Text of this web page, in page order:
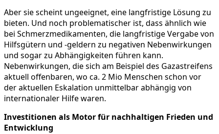
Aber sie scheint ungeeignet, eine langfristige Lösung zu
bieten. Und noch problematischer ist, dass ähnlich wie
bei Schmerzmedikamenten, die langfristige Vergabe von
Hilfsgütern und -geldern zu negativen Nebenwirkungen
und sogar zu Abhängigkeiten führen kann.
Nebenwirkungen, die sich am Beispiel des Gazastreifens
aktuell offenbaren, wo ca. 2 Mio Menschen schon vor
der aktuellen Eskalation unmittelbar abhängig von
internationaler Hilfe waren.
Investitionen als Motor für nachhaltigen Frieden und
Entwicklung